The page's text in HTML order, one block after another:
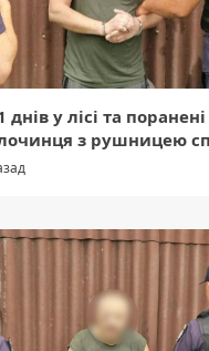
у лісі та поранені
з рушницею